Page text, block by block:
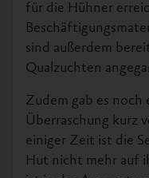
für die Hühner
sind außerdem
Qualzuchten
Zudem gab es noch
Überraschung kurz
einiger Zeit ist die
Hut nicht mehr auf